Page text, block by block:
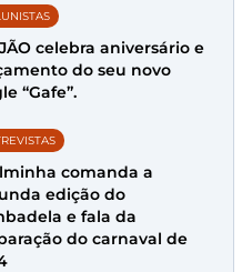
celebra aniversário e
do seu novo
“Gafe”.
comanda a
edição do
e fala da
do carnaval de